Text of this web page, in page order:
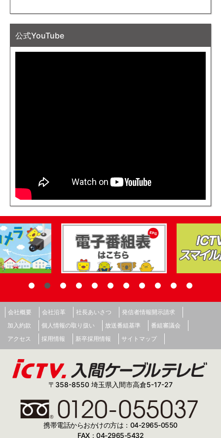
公式YouTube
会社概要 会社沿革 社長あいさつ
発信者情報開示請求
加入約款
個人情報の取り扱い 放送番組基準
番組審議会
アクセス
採用情報 新卒採用情報 サイトマップ
〒358-8550 埼玉県入間市高倉5-17-27
携帯電話からおかけの方は：04-2965-0550
FAX：04-2965-5432